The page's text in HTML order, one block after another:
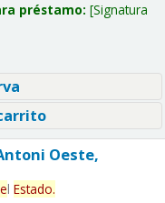
préstamo: Signatura
Oeste,
l Estado.